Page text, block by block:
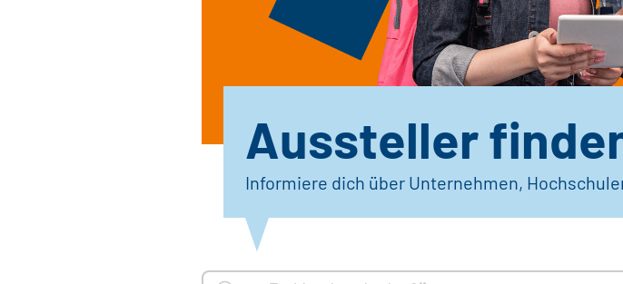
Aussteller
Informiere dich über Unternehmen,